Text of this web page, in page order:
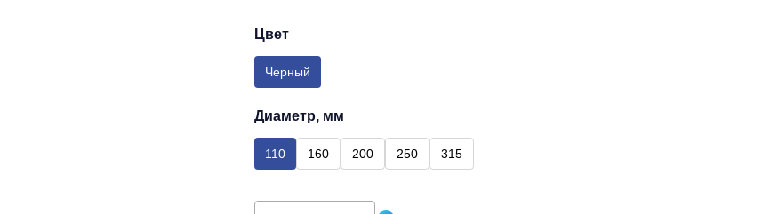
Цвет
Черный
Диаметр, мм
110 160 200 250 315